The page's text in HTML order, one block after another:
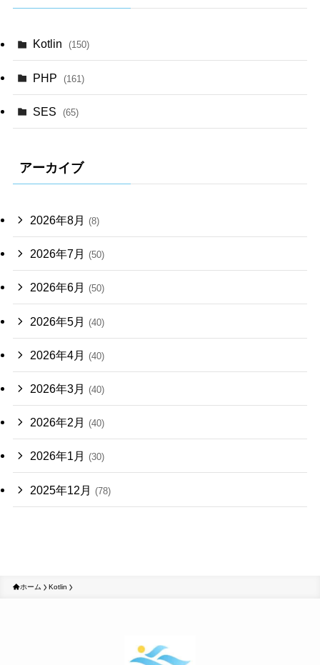
Kotlin (150)
PHP (161)
SES (65)
アーカイブ
2026年8月 (8)
2026年7月 (50)
2026年6月 (50)
2026年5月 (40)
2026年4月 (40)
2026年3月 (40)
2026年2月 (40)
2026年1月 (30)
2025年12月 (78)
ホーム Kotlin